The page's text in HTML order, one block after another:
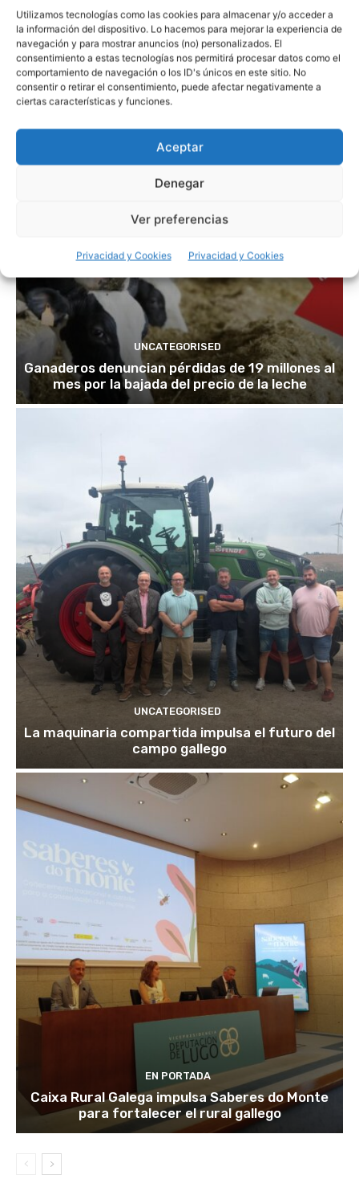
Utilizamos tecnologías como las cookies para almacenar y/o acceder a
la información del dispositivo. Lo hacemos para mejorar la experiencia de
navegación y para mostrar anuncios (no) personalizados. El
consentimiento a estas tecnologías nos permitirá procesar datos como el
comportamiento de navegación o los ID's únicos en este sitio. No
consentir o retirar el consentimiento, puede afectar negativamente a
ciertas características y funciones.
Aceptar
Denegar
Ver preferencias
Privacidad y Cookies Privacidad y Cookies
ARTÍCULOS RELACIONADOS
UNCATEGORISED
Ganaderos denuncian pérdidas de 19 millones al
mes por la bajada del precio de la leche
UNCATEGORISED
La maquinaria compartida impulsa el futuro del
campo gallego
EN PORTADA
Caixa Rural Galega impulsa Saberes do Monte
para fortalecer el rural gallego